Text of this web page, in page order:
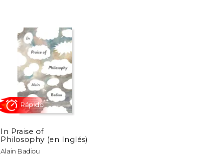
$ 12.95
$ 12.19
11%
dcto.
In Praise of
Philosophy (en Inglés)
Alain Badiou